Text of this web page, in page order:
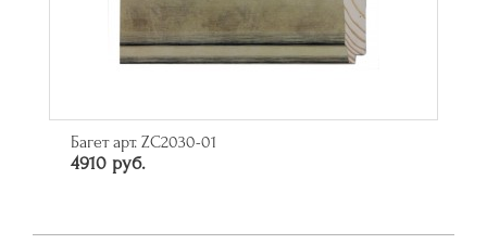
Багет арт. ZC2030-01
4910 руб.